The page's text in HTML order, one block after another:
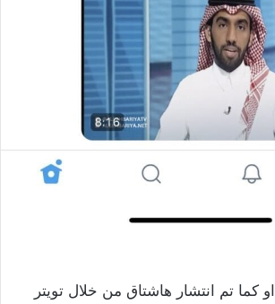
او كما تم انتشار هاشتاق من خلال تويتر